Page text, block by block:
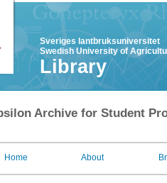
Sveriges lantbruksuniversitet
Swedish University of
Library
Archive for Student
Home About